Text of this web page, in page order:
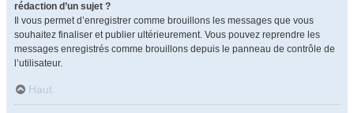
rédaction d’un sujet ?
Il vous permet d’enregistrer comme brouillons les messages que vous
souhaitez finaliser et publier ultérieurement. Vous pouvez reprendre les
messages enregistrés comme brouillons depuis le panneau de contrôle de
l’utilisateur.
Haut